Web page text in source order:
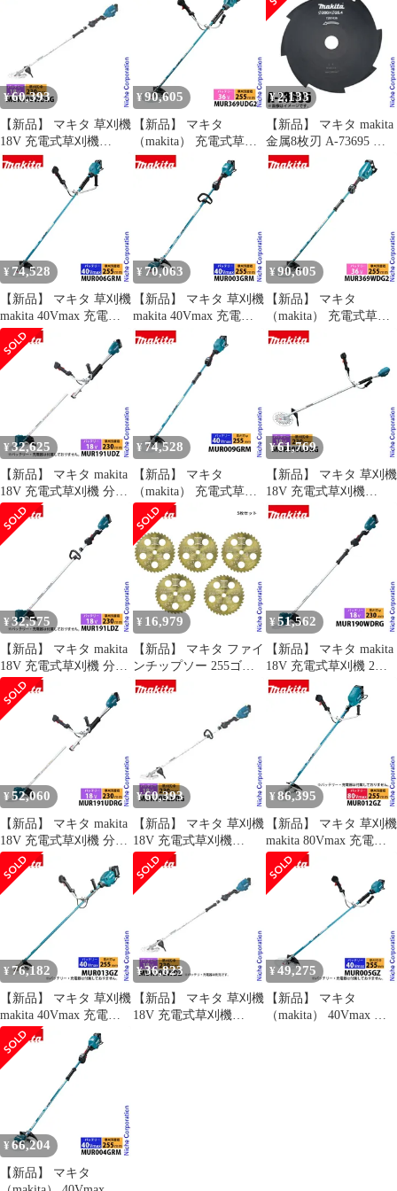
MUR015GRM 草刈り機
電動 軽量 BL4040
DC40RA 純正
MUR191LDRG 草刈り
機 草刈機 刈払機 電動
BL1860B DC18RF 純正
MUR189DWF 草刈機 刈
払機 刈払い機
¥60,393
【新品】 マキタ 草刈機
18V 充電式草刈機
230mm 2グリップ バッ
テリー・充電器付き
makita MUR195WDRG
電動草刈機 電動 刈払機
純正品 ツーグリップ
BL1860B DC18RF
¥90,605
【新品】 マキタ
（makita） 充電式草刈
機 Uハンドル
MUR369UDG2 刈払機
草刈り機 バッテリー 充
電器付き 18V 純正
¥2,133
【新品】 マキタ makita
金属8枚刃 A-73695 刃
替刃 替え刃 草刈り機
刈払い機 刈り払い機 交
¥ 74,528
【新品】 マキタ 草刈機
makita 40Vmax 充電式
草刈機 左右非対称 Uハ
ンドル バッテリー・充
電器付き MUR006GRM
草刈り機 刈払機 30mL
¥ 70,063
【新品】 マキタ 草刈機
makita 40Vmax 充電式
草刈機 ループハンドル
バッテリー・充電器付
き MUR003GRM 草刈り
機 刈払機 刈払い機
25mL 同等 純正
¥90,605
【新品】 マキタ
（makita） 充電式草刈
機 2グリップ バッテリ
ー 充電器付き
MUR369WDG2 刈払機
刈払い機 18V 純正
¥32,625
【新品】 マキタ makita
18V 充電式草刈機 分割
棹 Uハンドル 本体のみ
MUR191UDZ 電動 草刈
り機 充電式 電動草刈り
機 刈払い機 電動刈払機
¥ 74,528
【新品】 マキタ
（makita） 充電式草刈
機 255mm 2グリップ 青
MUR009GRM バッテ
リ・充電器付 刈払機
40Vmax 純正
¥61,769
【新品】 マキタ 草刈機
18V 充電式草刈機
230mm Uハンドル バッ
テリー・充電器付き
makita MUR195UDRG
電動草刈機 電動 刈払機
純正品 両手ハンドル
BL1860B DC18RF
¥32,575
【新品】 マキタ makita
18V 充電式草刈機 分割
棹 ループハンドル 本体
のみ MUR191LDZ 電動
草刈り機 充電式 電動草
刈り機 刈払い機 電動刈
¥ 16,979
【新品】 マキタ ファイ
ンチップソー 255ゴー
ルド (NSET-202502E)
¥51,562
【新品】 マキタ makita
18V 充電式草刈機 2グ
リップ バッテリー・充
電器付き
MUR190WDRG
BL1860B×1 DC18RF 電
動草刈り機 純正
¥ 52,060
【新品】 マキタ makita
18V 充電式草刈機 分割
棹 Uハンドル バッテリ
ー ・充電器付き
MUR191UDRG 草刈り
機 草刈機 刈払機 電動
¥60,393
【新品】 マキタ 草刈機
18V 充電式草刈機
230mm ループハンドル
バッテリー・充電器付
き makita
MUR195LDRG 電動草
刈機 電動 刈払機 純正
品 ループ BL1860B
DC18RF
¥86,395
【新品】 マキタ 草刈機
makita 80Vmax 充電式
草刈機 MUR012GZ 本
体のみ 草刈り機 電動
刈払機 バッテリー 両手
ハンドル 草刈り 刈払い
¥76,182
【新品】 マキタ 草刈機
makita 40Vmax 充電式
草刈機 本体のみ
MUR013GZ バッテリ
ー・充電器別売り シュ
レッダー刃 チゼル刃 対
応モデル 純正
¥36,823
【新品】 マキタ 草刈機
18V 充電式草刈機
¥ 49,275
【新品】 マキタ
（makita） 40Vmax 充
¥66,204
【新品】 マキタ